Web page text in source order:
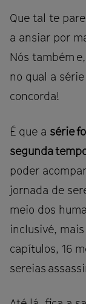
Que tal te
a ansiar por
Nós também
no qual a
concorda!
É que a série
segunda
poder
jornada de
meio dos
inclusivé,
capítulos, 16
sereias